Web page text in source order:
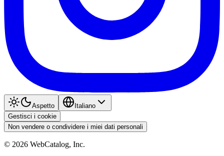
Aspetto
Italiano
Gestisci i cookie
Non vendere o condividere i miei dati personali
© 2026 WebCatalog, Inc.